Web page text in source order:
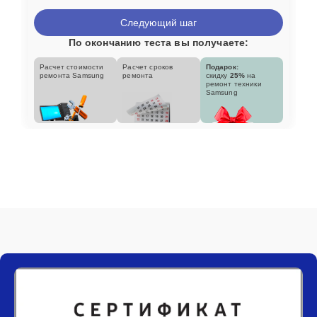
Следующий шаг
По окончанию теста вы получаете:
Расчет стоимости
ремонта Samsung
Расчет сроков
ремонта
Подарок:
скидку 25% на
ремонт техники
Samsung